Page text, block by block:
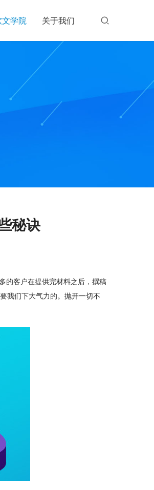
文学院 关于我们
秘诀
的客户在提供完材料之后，撰稿
我们下大气力的。抛开一切不